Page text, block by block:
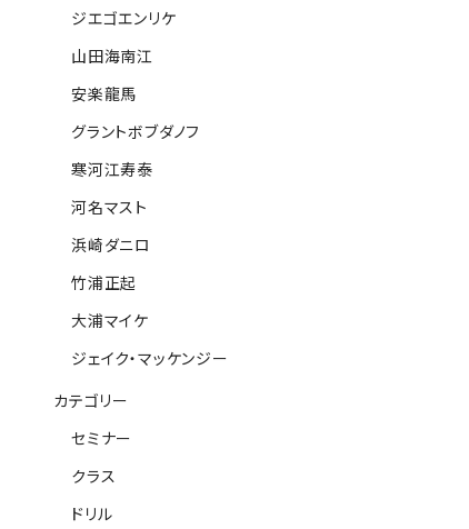
ジエゴエンリケ
山田海南江
安楽龍馬
グラントボブダノフ
寒河江寿泰
河名マスト
浜崎ダニロ
竹浦正起
大浦マイケ
ジェイク・マッケンジー
カテゴリー
セミナー
クラス
ドリル